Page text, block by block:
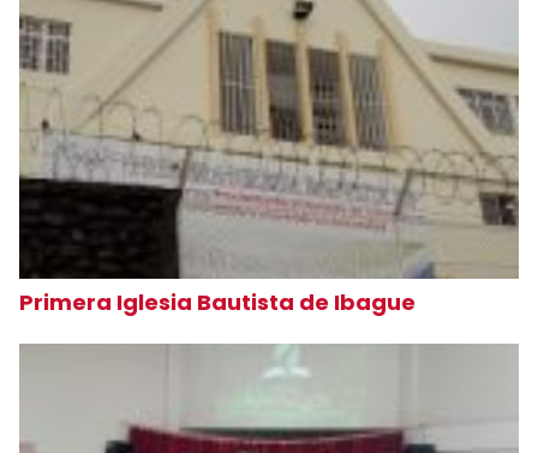
Primera Iglesia Bautista de Ibague